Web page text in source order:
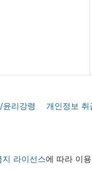
윤리강령 개인정보 취
라이선스에 따라 이